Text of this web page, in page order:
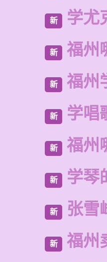
新 学尤
新 福州
新 福州
新 学唱
新 福州
新 学琴
新 张雪
新 福州